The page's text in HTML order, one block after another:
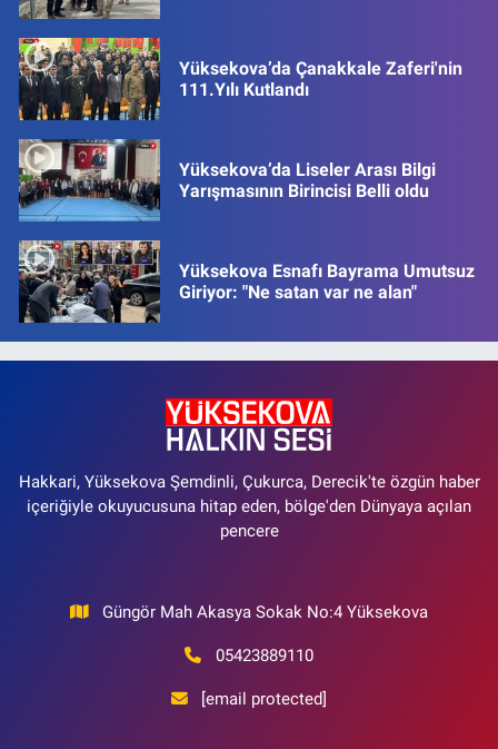
Yüksekova’da Çanakkale Zaferi'nin
111.Yılı Kutlandı
Yüksekova’da Liseler Arası Bilgi
Yarışmasının Birincisi Belli oldu
Yüksekova Esnafı Bayrama Umutsuz
Giriyor: "Ne satan var ne alan"
Hakkari, Yüksekova Şemdinli, Çukurca, Derecik'te özgün haber
içeriğiyle okuyucusuna hitap eden, bölge'den Dünyaya açılan
pencere
Güngör Mah Akasya Sokak No:4 Yüksekova
05423889110
[email protected]